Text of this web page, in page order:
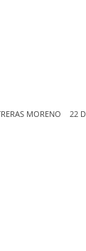
MORENO 22